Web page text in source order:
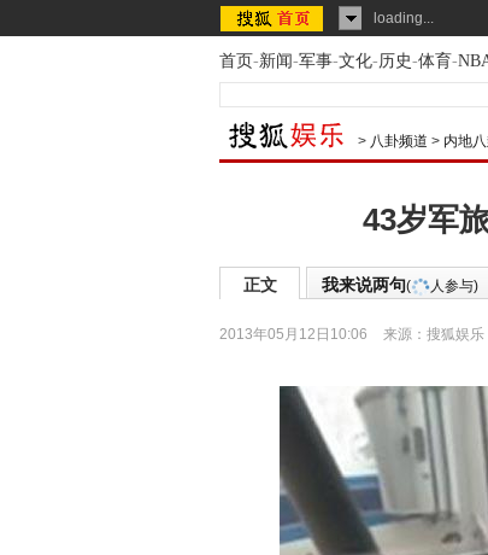
loading...
首页-新闻-军事-文化-历史-体育-
> 八卦频道 > 内地
43岁军
正文 我来说两句( 人参与)
2013年05月12日10:06 来源： 搜狐娱乐